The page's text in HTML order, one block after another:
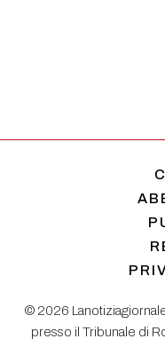
© 2026
presso il Tribunale di